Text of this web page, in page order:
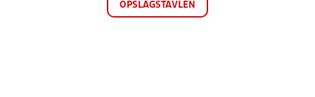
OPSLAGSTAVLEN